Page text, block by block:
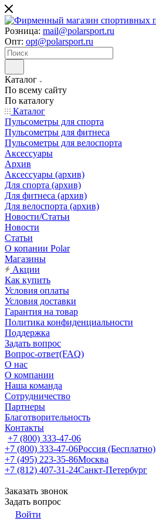
Розница: mail@polarsport.ru
Опт: opt@polarsport.ru
Каталог
По всему сайту
По каталогу
Каталог
Пульсометры для спорта
Пульсометры для фитнеса
Пульсометры для велоспорта
Аксессуары
Архив
Аксессуары (архив)
Для спорта (архив)
Для фитнеса (архив)
Для велоспорта (архив)
Новости/Статьи
Новости
Статьи
О копании Polar
Магазины
Акции
Как купить
Условия оплаты
Условия доставки
Гарантия на товар
Политика конфиденциальности
Поддержка
Задать вопрос
Вопрос-ответ(FAQ)
О нас
О компании
Наша команда
Сотрудничество
Партнеры
Благотворительность
Контакты
+7 (800) 333-47-06
+7 (800) 333-47-06Россия (Бесплатно)
+7 (495) 223-35-86Москва
+7 (812) 407-31-24Санкт-Петербург
Заказать звонок
Задать вопрос
Войти